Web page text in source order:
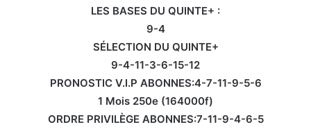
LES BASES DU QUINTE+ :
9-4
SÉLECTION DU QUINTE+
9-4-11-3-6-15-12
PRONOSTIC V.I.P ABONNES:4-7-11-9-5-6
1 Mois 250e (164000f)
ORDRE PRIVILÈGE ABONNES:7-11-9-4-6-5